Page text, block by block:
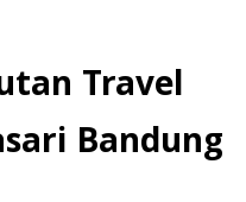
Travel
Bandung